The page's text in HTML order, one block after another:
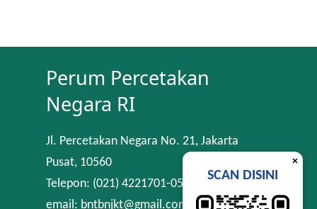
Perum Percetakan
Negara RI
Jl. Percetakan Negara No. 21, Jakarta
Pusat, 10560
Telepon: (021) 4221701-05
email: bntbnjkt@gmail.com
×
SCAN DISINI